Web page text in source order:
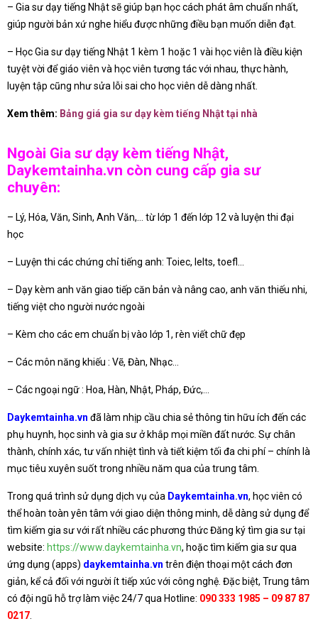
– Gia sư dạy tiếng Nhật sẽ giúp bạn học cách phát âm chuẩn nhất,
giúp người bản xứ nghe hiểu được những điều bạn muốn diễn đạt.
– Học Gia sư dạy tiếng Nhật 1 kèm 1 hoặc 1 vài học viên là điều kiện
tuyệt vời để giáo viên và học viên tương tác với nhau, thực hành,
luyện tập cũng như sửa lỗi sai cho học viên dễ dàng nhất.
Xem thêm: Bảng giá gia sư dạy kèm tiếng Nhật tại nhà
Ngoài Gia sư dạy kèm tiếng Nhật,
Daykemtainha.vn còn cung cấp gia sư
chuyên:
– Lý, Hóa, Văn, Sinh, Anh Văn,… từ lớp 1 đến lớp 12 và luyện thi đại
học
– Luyện thi các chứng chỉ tiếng anh: Toiec, Ielts, toefl…
– Dạy kèm anh văn giao tiếp căn bản và nâng cao, anh văn thiếu nhi,
tiếng việt cho người nước ngoài
– Kèm cho các em chuẩn bị vào lớp 1, rèn viết chữ đẹp
– Các môn năng khiếu : Vẽ, Đàn, Nhạc…
– Các ngoại ngữ : Hoa, Hàn, Nhật, Pháp, Đức,…
Daykemtainha.vn đã làm nhịp cầu chia sẻ thông tin hữu ích đến các
phụ huynh, học sinh và gia sư ở khắp mọi miền đất nước. Sự chân
thành, chính xác, tư vấn nhiệt tình và tiết kiệm tối đa chi phí – chính là
mục tiêu xuyên suốt trong nhiều năm qua của trung tâm.
Trong quá trình sử dụng dịch vụ của Daykemtainha.vn, học viên có
thể hoàn toàn yên tâm với giao diện thông minh, dễ dàng sử dụng để
tìm kiếm gia sư với rất nhiều các phương thức Đăng ký tìm gia sư tại
website: https://www.daykemtainha.vn, hoặc tìm kiếm gia sư qua
ứng dụng (apps) daykemtainha.vn trên điện thoại một cách đơn
giản, kể cả đối với người ít tiếp xúc với công nghệ. Đặc biệt, Trung tâm
có đội ngũ hỗ trợ làm việc 24/7 qua Hotline: 090 333 1985 – 09 87 87
0217